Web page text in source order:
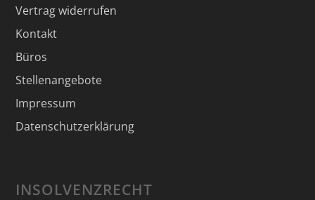
Vertrag widerrufen
Kontakt
Büros
Stellenangebote
Impressum
Datenschutzerklärung
INSOLVENZRECHT